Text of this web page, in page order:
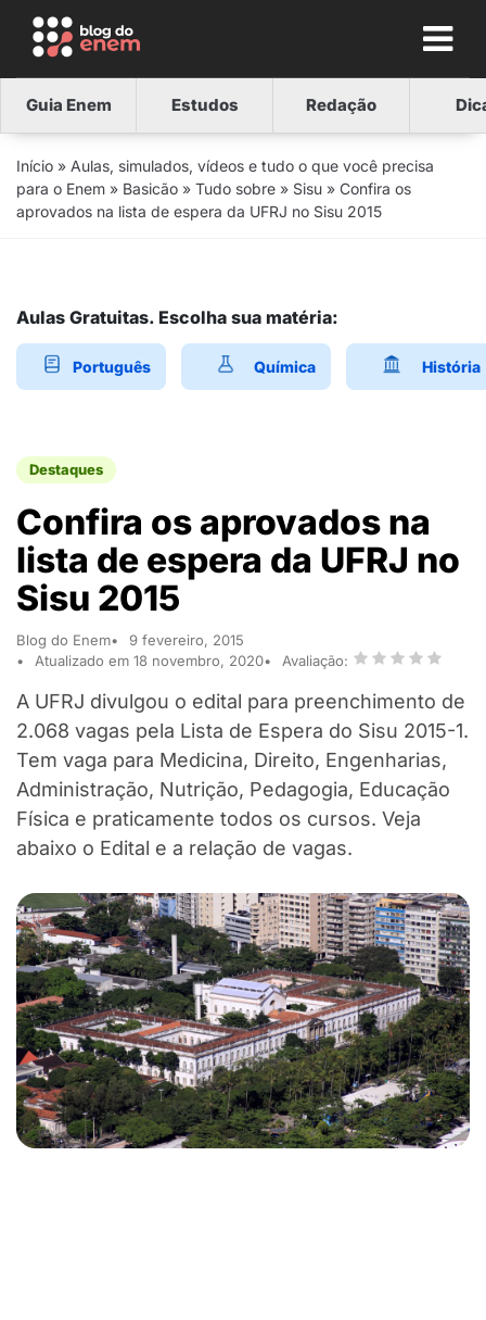
Guia Enem Estudos Redação
Início » Aulas, simulados, vídeos e tudo o que você precisa
para o Enem » Basicão » Tudo sobre » Sisu » Confira os
aprovados na lista de espera da UFRJ no Sisu 2015
Aulas Gratuitas. Escolha sua matéria:
Português Química História
Destaques
Confira os aprovados na
lista de espera da UFRJ no
Sisu 2015
Blog do Enem
9 fevereiro, 2015
Atualizado em 18 novembro, 2020
Avaliação:
A UFRJ divulgou o edital para preenchimento de
2.068 vagas pela Lista de Espera do Sisu 2015-1.
Tem vaga para Medicina, Direito, Engenharias,
Administração, Nutrição, Pedagogia, Educação
Física e praticamente todos os cursos. Veja
abaixo o Edital e a relação de vagas.